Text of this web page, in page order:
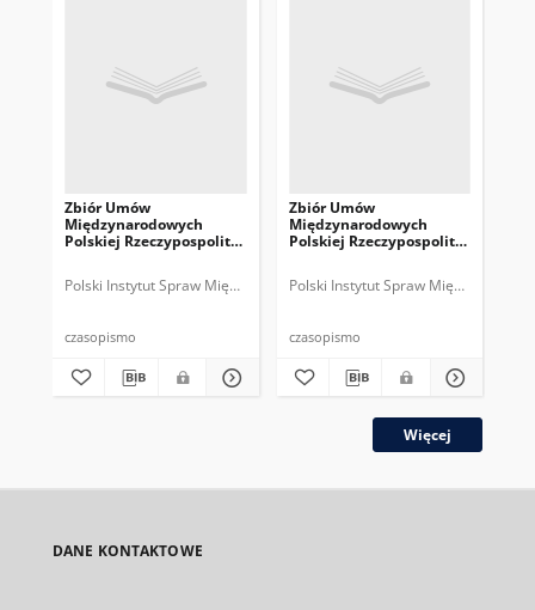
Zbiór Umów
Międzynarodowych
Polskiej Rzeczypospolitej
Polski Instytut Spraw Międzynarodowych.
czasopismo
Zbiór Umów
Międzynarodowych
Polskiej Rzeczypospolitej
Polski Instytut Spraw
czasopismo
Więcej
DANE KONTAKTOWE